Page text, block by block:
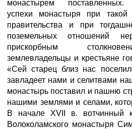
монастырем поставленных.
успехи монастыря при такой
правительства и при
поземельных отношений
прискорбным
землевладельцы и крестьяне
«Сей старец близ нас
завладеет нами и селитвами
монастырь поставил и пашню
нашими землями и селами,
В начале XVII в. вотчинный
Волоколамского монастыря